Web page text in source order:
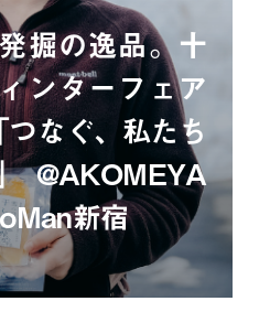
掘の逸品。十
ンターフェア
なぐ、私たち
新宿